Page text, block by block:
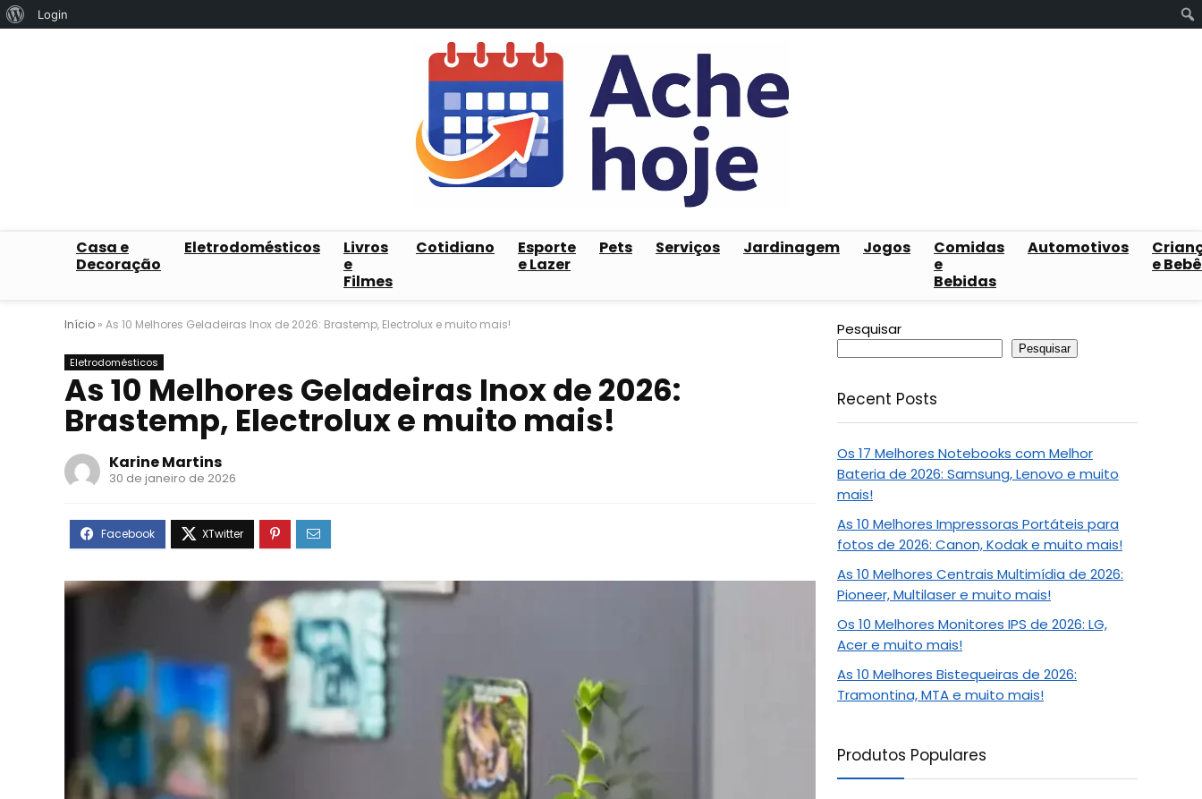
Sobre
Login
Casa e
Decoração
Eletrodomésticos
Livros
e
Filmes
Cotidiano
Esporte
e Lazer
Pets Serviços Jardinagem Jogos
Comidas
e
Bebidas
Automotivos
e
Início » As 10 Melhores Geladeiras Inox de 2026: Brastemp, Electrolux e muito mais!
Eletrodomésticos
As 10 Melhores Geladeiras Inox de 2026:
Brastemp, Electrolux e muito mais!
Karine Martins
30 de janeiro de 2026
Pesquisar
Pesquisar
Recent Posts
Os 17 Melhores Notebooks com Melhor
Bateria de 2026: Samsung, Lenovo e muito
mais!
As 10 Melhores Impressoras Portáteis para
fotos de 2026: Canon, Kodak e muito mais!
As 10 Melhores Centrais Multimídia de 2026:
Pioneer, Multilaser e muito mais!
Os 10 Melhores Monitores IPS de 2026: LG,
Acer e muito mais!
As 10 Melhores Bistequeiras de 2026:
Tramontina, MTA e muito mais!
Produtos Populares